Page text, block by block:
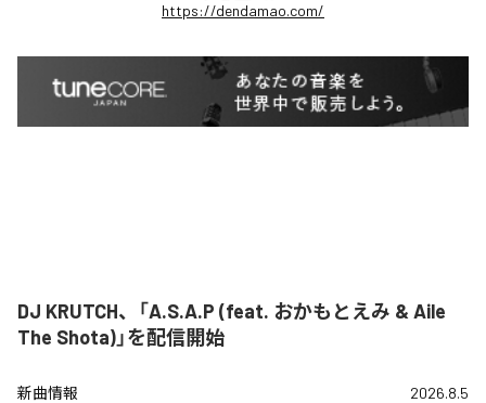
https://dendamao.com/
DJ KRUTCH、「A.S.A.P (feat. おかもとえみ & Aile
The Shota)」を配信開始
新曲情報 2026.8.5